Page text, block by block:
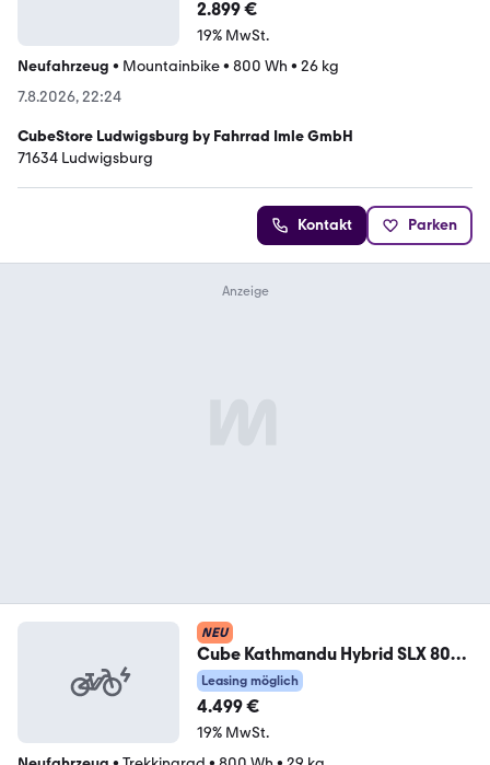
2.899 €
19% MwSt.
Neufahrzeug • Mountainbike• 800 Wh • 26 kg
7.8.2026, 22:24
CubeStore Ludwigsburg by Fahrrad Imle GmbH
71634 Ludwigsburg
Kontakt Parken
NEU
Cube Kathmandu Hybrid SLX 800
54 cm
Leasing möglich
4.499 €
19% MwSt.